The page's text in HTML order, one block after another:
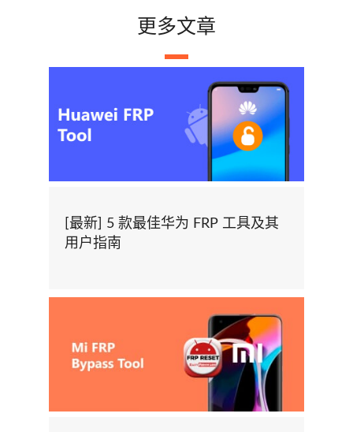
更多文章
[最新] 5 款最佳华为 FRP 工具及其
用户指南